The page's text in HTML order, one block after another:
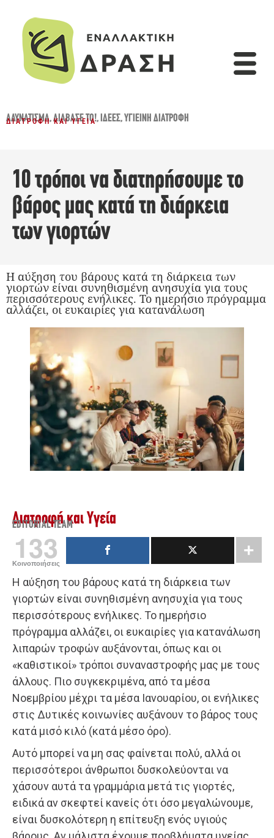
ΑΔΥΝΆΤΙΣΜΑ,ΔΙΆΒΑΣΈ ΤΟ!,ΙΔΈΕΣ,ΥΓΙΕΙΝΉ ΔΙΑΤΡΟΦΉ
ΔΙΑΤΡΟΦΉ ΚΑΙ ΥΓΕΊΑ
10 τρόποι να διατηρήσουμε το
βάρος μας κατά τη διάρκεια
των γιορτών
Η αύξηση του βάρους κατά τη διάρκεια των
γιορτών είναι συνηθισμένη ανησυχία για τους
περισσότερους ενήλικες. Το ημερήσιο πρόγραμμα
αλλάζει, οι ευκαιρίες για κατανάλωση
Διατροφή και Υγεία
EDITORIAL TEAM
133
Κοινοποιήσεις
Η αύξηση του βάρους κατά τη διάρκεια των
γιορτών είναι συνηθισμένη ανησυχία για τους
περισσότερους ενήλικες. Το ημερήσιο
πρόγραμμα αλλάζει, οι ευκαιρίες για κατανάλωση
λιπαρών τροφών αυξάνονται, όπως και οι
«καθιστικοί» τρόποι συναναστροφής μας με τους
άλλους. Πιο συγκεκριμένα, από τα μέσα
Νοεμβρίου μέχρι τα μέσα Ιανουαρίου, οι ενήλικες
στις Δυτικές κοινωνίες αυξάνουν το βάρος τους
κατά μισό κιλό (κατά μέσο όρο).
Αυτό μπορεί να μη σας φαίνεται πολύ, αλλά οι
περισσότεροι άνθρωποι δυσκολεύονται να
χάσουν αυτά τα γραμμάρια μετά τις γιορτές,
ειδικά αν σκεφτεί κανείς ότι όσο μεγαλώνουμε,
είναι δυσκολότερη η επίτευξη ενός υγιούς